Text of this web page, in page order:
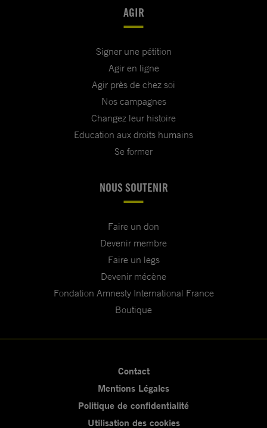
AGIR
Signer une pétition
Agir en ligne
Agir près de chez soi
Nos campagnes
Changez leur histoire
Education aux droits humains
Se former
NOUS SOUTENIR
Faire un don
Devenir membre
Faire un legs
Devenir mécène
Fondation Amnesty International France
Boutique
Contact
Mentions Légales
Politique de confidentialité
Utilisation des cookies